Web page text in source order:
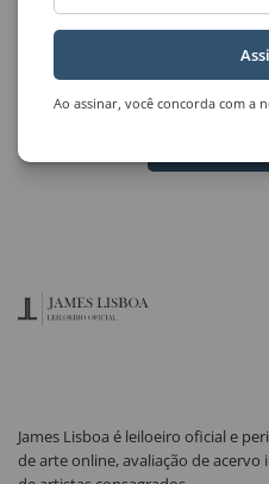
Ao assinar, você concorda com a
Nome
James Lisboa é leiloeiro oficial e
de arte online, avaliação de